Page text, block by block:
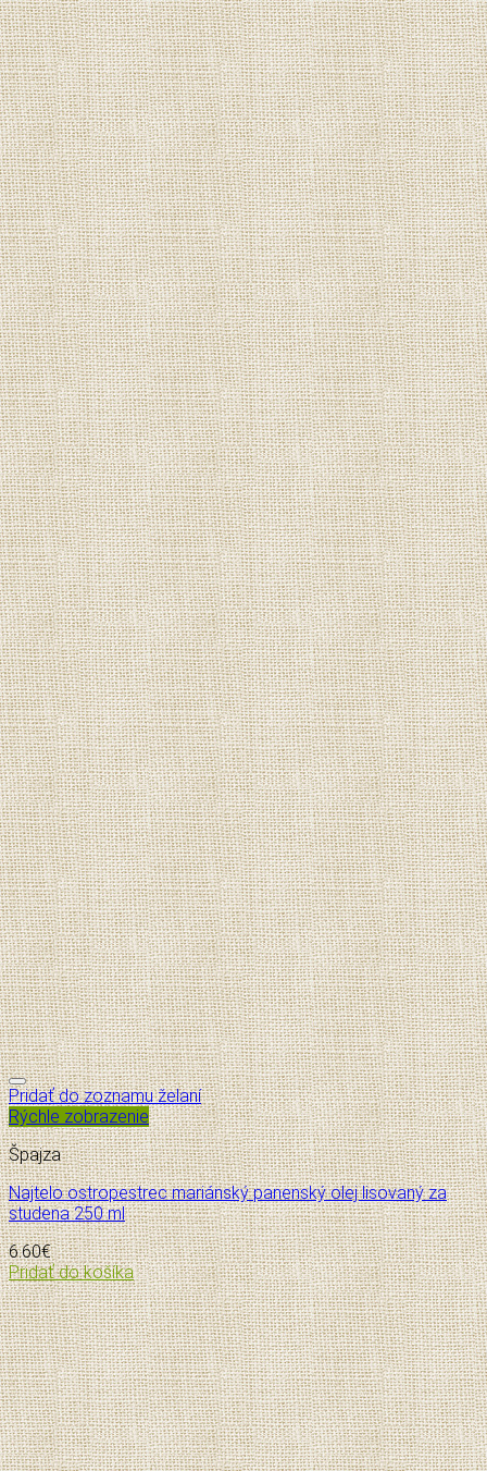
Pridať do zoznamu želaní
Rýchle zobrazenie
Špajza
Najtelo ostropestrec mariánský panenský olej lisovaný za
studena 250 ml
6.60€
Pridať do košíka